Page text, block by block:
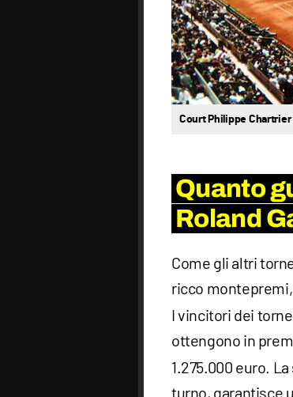
Court Philippe Chartrier
Quanto
Roland
Come gli altri
ricco
I vincitori dei
ottengono in
1.275.000 euro.
turno, garantisce